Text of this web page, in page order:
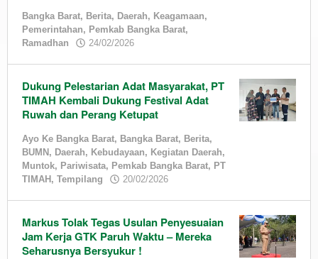
Bangka Barat, Berita, Daerah, Keagamaan,
Pemerintahan, Pemkab Bangka Barat,
Ramadhan
24/02/2026
Dukung Pelestarian Adat Masyarakat, PT
TIMAH Kembali Dukung Festival Adat
Ruwah dan Perang Ketupat
Ayo Ke Bangka Barat, Bangka Barat, Berita,
BUMN , Daerah, Kebudayaan, Kegiatan Daerah,
Muntok, Pariwisata, Pemkab Bangka Barat, PT
TIMAH , Tempilang 20/02/2026
Markus Tolak Tegas Usulan Penyesuaian
Jam Kerja GTK Paruh Waktu – Mereka
Seharusnya Bersyukur !